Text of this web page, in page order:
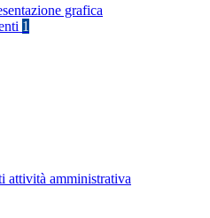
grafica
1
attività amministrativa